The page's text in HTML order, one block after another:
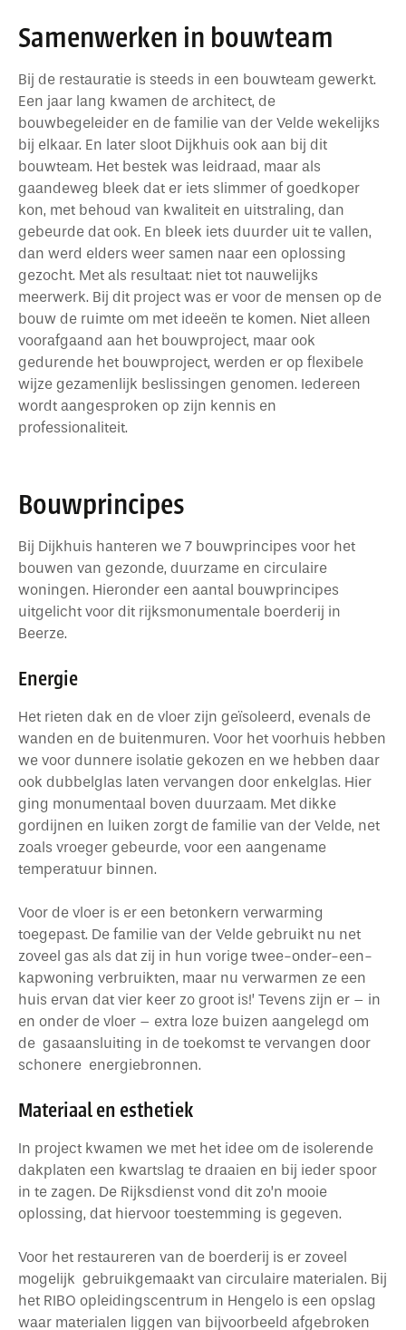
Samenwerken in bouwteam
Bij de restauratie is steeds in een bouwteam gewerkt.
Een jaar lang kwamen de architect, de
bouwbegeleider en de familie van der Velde wekelijks
bij elkaar. En later sloot Dijkhuis ook aan bij dit
bouwteam. Het bestek was leidraad, maar als
gaandeweg bleek dat er iets slimmer of goedkoper
kon, met behoud van kwaliteit en uitstraling, dan
gebeurde dat ook. En bleek iets duurder uit te vallen,
dan werd elders weer samen naar een oplossing
gezocht. Met als resultaat: niet tot nauwelijks
meerwerk. Bij dit project was er voor de mensen op de
bouw de ruimte om met ideeën te komen. Niet alleen
voorafgaand aan het bouwproject, maar ook
gedurende het bouwproject, werden er op flexibele
wijze gezamenlijk beslissingen genomen. Iedereen
wordt aangesproken op zijn kennis en
professionaliteit.
Bouwprincipes
Bij Dijkhuis hanteren we 7 bouwprincipes voor het
bouwen van gezonde, duurzame en circulaire
woningen. Hieronder een aantal bouwprincipes
uitgelicht voor dit rijksmonumentale boerderij in
Beerze.
Energie
Het rieten dak en de vloer zijn geïsoleerd, evenals de
wanden en de buitenmuren. Voor het voorhuis hebben
we voor dunnere isolatie gekozen en we hebben daar
ook dubbelglas laten vervangen door enkelglas. Hier
ging monumentaal boven duurzaam. Met dikke
gordijnen en luiken zorgt de familie van der Velde, net
zoals vroeger gebeurde, voor een aangename
temperatuur binnen.
Voor de vloer is er een betonkern verwarming
toegepast. De familie van der Velde gebruikt nu net
zoveel gas als dat zij in hun vorige twee-onder-een-
kapwoning verbruikten, maar nu verwarmen ze een
huis ervan dat vier keer zo groot is!’ Tevens zijn er – in
en onder de vloer – extra loze buizen aangelegd om
de gasaansluiting in de toekomst te vervangen door
schonere energiebronnen.
Materiaal en esthetiek
In project kwamen we met het idee om de isolerende
dakplaten een kwartslag te draaien en bij ieder spoor
in te zagen. De Rijksdienst vond dit zo’n mooie
oplossing, dat hiervoor toestemming is gegeven.
Voor het restaureren van de boerderij is er zoveel
mogelijk gebruikgemaakt van circulaire materialen. Bij
het RIBO opleidingscentrum in Hengelo is een opslag
waar materialen liggen van bijvoorbeeld afgebroken